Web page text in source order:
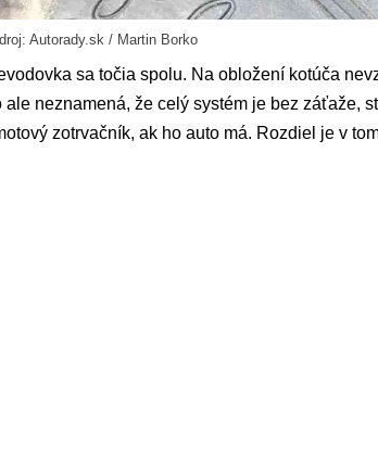
Autorady.sk / Martin Borko
sa točia spolu. Na obložení kotúča
neznamená, že celý systém je bez záťaže,
zotrvačník, ak ho auto má. Rozdiel je v